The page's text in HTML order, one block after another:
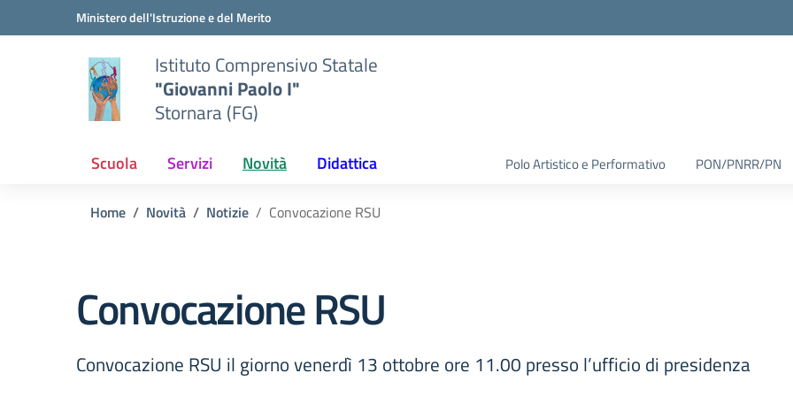
Vai ai contenuti
Vai al menu di navigazioneMinistero dell'Istruzione e del Merito
Istituto Comprensivo Statale
"Giovanni Paolo I"
Stornara (FG)
Scuola Servizi Novità Didattica Polo Artistico e Performativo PON/PNRR/PN
Home Novità Notizie Convocazione RSU
Convocazione RSU
Convocazione RSU il giorno venerdì 13 ottobre ore 11.00 presso l’ufficio di presidenza